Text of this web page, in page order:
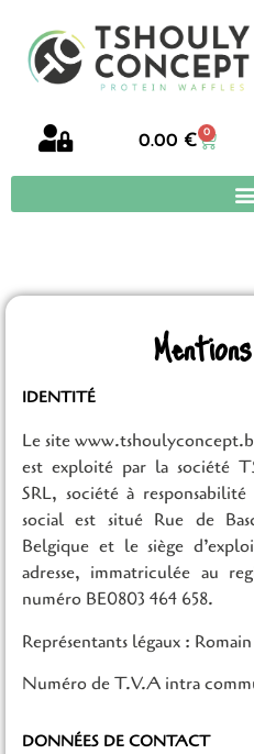
0.00 € 0
Mentions
IDENTITÉ
Le site
est exploité par la société
SRL, société à
social est situé Rue de
Belgique et le siège
adresse, immatriculée au
numéro BE0803 464 658.
Représentants légaux :
Numéro de T.V.A intra
DONNÉES DE CONTACT